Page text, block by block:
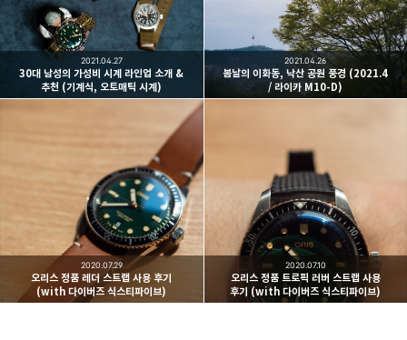
여행하고 사진을 찍습니다. 생각을 덧붙입니다.
구독하기
30대 남성의 가성비 시계 라인업 소개 &
추천 (기계식, 오토매틱 시계)
2021.04.27
봄날의 이화동, 낙산 공원 풍경 (2021.4
/ 라이카 M10-D)
2021.04.26
오리스 정품 레더 스트랩 사용 후기
(with 다이버즈 식스티파이브)
2020.07.29
오리스 정품 트로픽 러버 스트랩 사용
후기 (with 다이버즈 식스티파이브)
2020.07.10